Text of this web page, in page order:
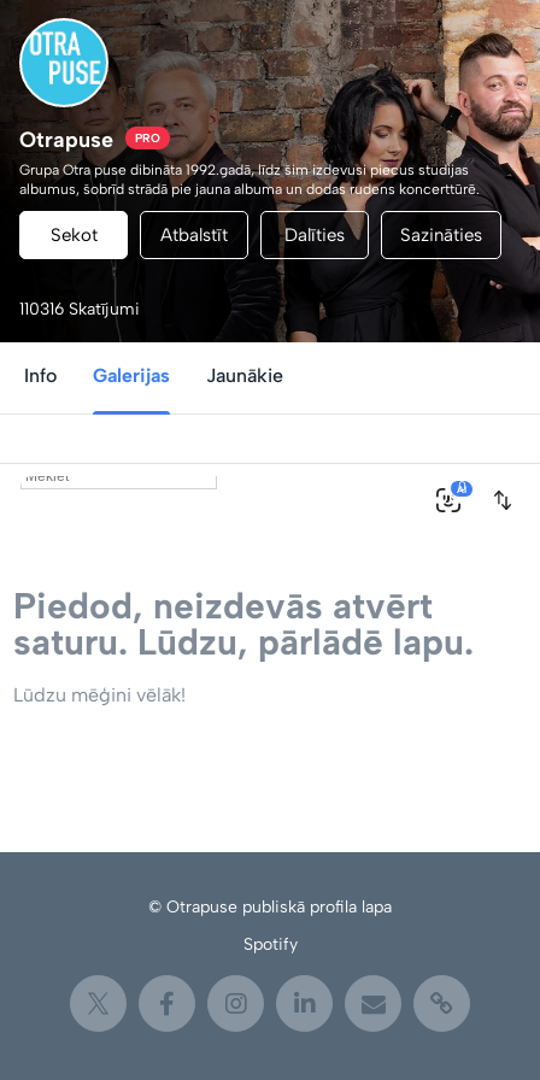
Otrapuse PRO
Grupa Otra puse dibināta 1992.gadā, līdz šim izdevusi piecus studijas
albumus, šobrīd strādā pie jauna albuma un dodas rudens koncerttūrē.
Sekot Atbalstīt Dalīties Sazināties
110316 Skatījumi
Info Galerijas Jaunākie
0
AI
Piedod, neizdevās atvērt
saturu. Lūdzu, pārlādē lapu.
Lūdzu mēģini vēlāk!
© Otrapuse publiskā profila lapa
Spotify